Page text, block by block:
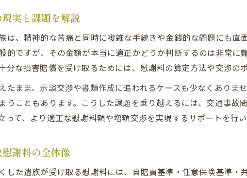
交通事故遺族に多い手続き負担と注意点を解説
精神的苦痛を訴えるための交通事故慰謝料請求の実
遺族の人数や関係で変わる交通事故慰謝料の考え方
北海道の遺族慰謝料における基準の違い
交通事故慰謝料の自賠責と弁護士基準の違いを解説
北海道の遺族が知っておくべき慰謝料の算定方法
交通事故慰謝料の基準比較で押さえるべき要素
基準ごとに異なる交通事故慰謝料の金額と目安
自賠責と弁護士基準で変わる慰謝料額
実と課題を解説
は、精神的な苦痛と同時に複雑な手続きや金銭的な問題にも直
的ですが、その金額が本当に適正かどうか判断するのは非常に
分な損害賠償を受け取るためには、慰謝料の算定方法や交渉の
たまま、示談交渉や書類作成に追われるケースも少なくありま
うこともあります。こうした課題を乗り越えるには、交通事故
て、より適正な慰謝料額や増額交渉を実現するサポートを行い
謝料の全体像
した遺族が受け取る慰謝料には、自賠責基準・任意保険基準・